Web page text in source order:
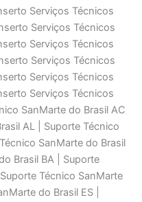
Serviços Técnicos
Serviços Técnicos
Serviços Técnicos
Serviços Técnicos
Serviços Técnicos
Serviços Técnicos
SanMarte do Brasil AC
AL | Suporte Técnico
SanMarte do Brasil
Brasil BA | Suporte
Técnico SanMarte
do Brasil ES |